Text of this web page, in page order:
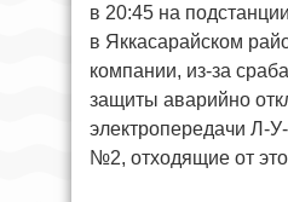
в 20:45 на
в Яккасарайском
компании, из-за
защиты аварийно
электропередачи Л-
№2, отходящие от